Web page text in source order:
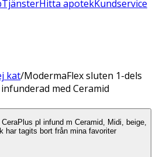
TjänsterHitta apotekKundservice
kat/ModermaFlex sluten 1-dels
med Ceramid
pl infund m Ceramid, Midi, beige,
har tagits bort från mina favoriter